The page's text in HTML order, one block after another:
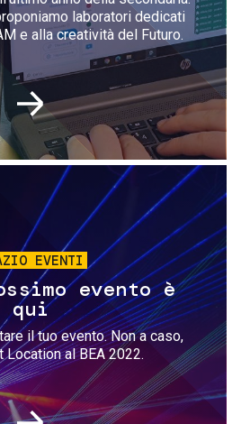
laboratori dedicati
e alla creatività del Futuro.
Immagine
EVENTI
evento è
qui
il tuo evento. Non a caso,
Location al BEA 2022.